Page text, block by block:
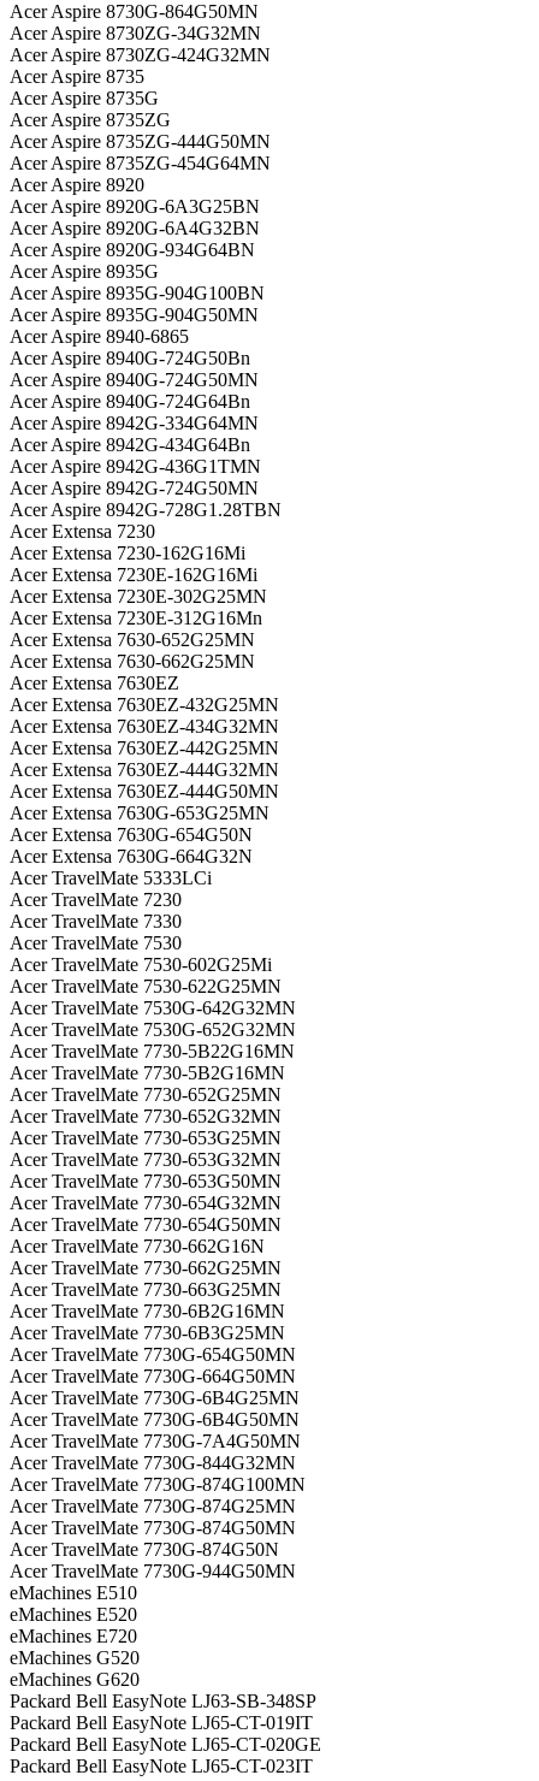
Acer Aspire 8730G-864G50MN
Acer Aspire 8730ZG-34G32MN
Acer Aspire 8730ZG-424G32MN
Acer Aspire 8735
Acer Aspire 8735G
Acer Aspire 8735ZG
Acer Aspire 8735ZG-444G50MN
Acer Aspire 8735ZG-454G64MN
Acer Aspire 8920
Acer Aspire 8920G-6A3G25BN
Acer Aspire 8920G-6A4G32BN
Acer Aspire 8920G-934G64BN
Acer Aspire 8935G
Acer Aspire 8935G-904G100BN
Acer Aspire 8935G-904G50MN
Acer Aspire 8940-6865
Acer Aspire 8940G-724G50Bn
Acer Aspire 8940G-724G50MN
Acer Aspire 8940G-724G64Bn
Acer Aspire 8942G-334G64MN
Acer Aspire 8942G-434G64Bn
Acer Aspire 8942G-436G1TMN
Acer Aspire 8942G-724G50MN
Acer Aspire 8942G-728G1.28TBN
Acer Extensa 7230
Acer Extensa 7230-162G16Mi
Acer Extensa 7230E-162G16Mi
Acer Extensa 7230E-302G25MN
Acer Extensa 7230E-312G16Mn
Acer Extensa 7630-652G25MN
Acer Extensa 7630-662G25MN
Acer Extensa 7630EZ
Acer Extensa 7630EZ-432G25MN
Acer Extensa 7630EZ-434G32MN
Acer Extensa 7630EZ-442G25MN
Acer Extensa 7630EZ-444G32MN
Acer Extensa 7630EZ-444G50MN
Acer Extensa 7630G-653G25MN
Acer Extensa 7630G-654G50N
Acer Extensa 7630G-664G32N
Acer TravelMate 5333LCi
Acer TravelMate 7230
Acer TravelMate 7330
Acer TravelMate 7530
Acer TravelMate 7530-602G25Mi
Acer TravelMate 7530-622G25MN
Acer TravelMate 7530G-642G32MN
Acer TravelMate 7530G-652G32MN
Acer TravelMate 7730-5B22G16MN
Acer TravelMate 7730-5B2G16MN
Acer TravelMate 7730-652G25MN
Acer TravelMate 7730-652G32MN
Acer TravelMate 7730-653G25MN
Acer TravelMate 7730-653G32MN
Acer TravelMate 7730-653G50MN
Acer TravelMate 7730-654G32MN
Acer TravelMate 7730-654G50MN
Acer TravelMate 7730-662G16N
Acer TravelMate 7730-662G25MN
Acer TravelMate 7730-663G25MN
Acer TravelMate 7730-6B2G16MN
Acer TravelMate 7730-6B3G25MN
Acer TravelMate 7730G-654G50MN
Acer TravelMate 7730G-664G50MN
Acer TravelMate 7730G-6B4G25MN
Acer TravelMate 7730G-6B4G50MN
Acer TravelMate 7730G-7A4G50MN
Acer TravelMate 7730G-844G32MN
Acer TravelMate 7730G-874G100MN
Acer TravelMate 7730G-874G25MN
Acer TravelMate 7730G-874G50MN
Acer TravelMate 7730G-874G50N
Acer TravelMate 7730G-944G50MN
eMachines E510
eMachines E520
eMachines E720
eMachines G520
eMachines G620
Packard Bell EasyNote LJ63-SB-348SP
Packard Bell EasyNote LJ65-CT-019IT
Packard Bell EasyNote LJ65-CT-020GE
Packard Bell EasyNote LJ65-CT-023IT